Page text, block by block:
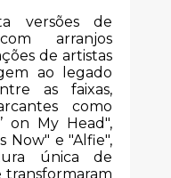
versões de
arranjos
de artistas
ao legado
as faixas,
como
on My Head",
Now" e "Alfie",
única de
transformaram